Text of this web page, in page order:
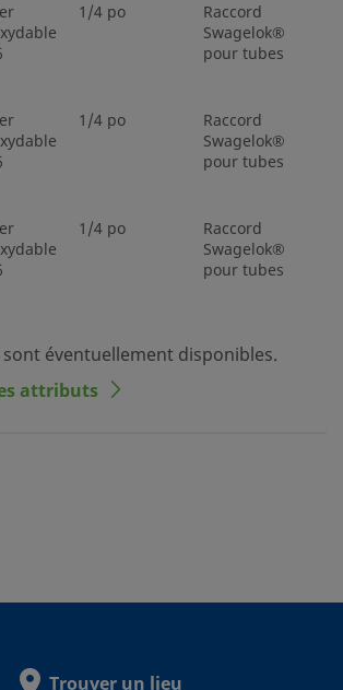
1/4 po
Raccord
Swagelok®
pour tubes
1/4 po
Raccord
Swagelok®
pour tubes
1/4 po
Raccord
Swagelok®
pour tubes
sont éventuellement disponibles.
attributs
Trouver un lieu